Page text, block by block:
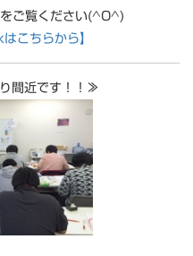
ご覧ください(^O^)
こちらから】
間近です！！≫